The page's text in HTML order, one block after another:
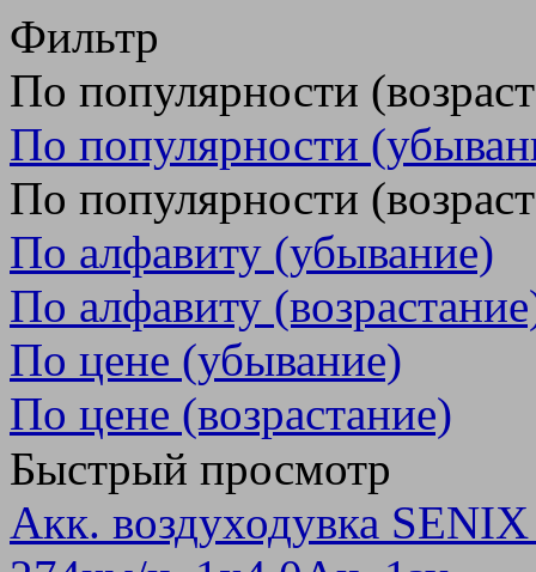
Фильтр
По популярности
По популярности
По популярности
По алфавиту (убывание)
По алфавиту
По цене (убывание)
По цене (возрастание)
Быстрый просмотр
Акк. воздуходувка